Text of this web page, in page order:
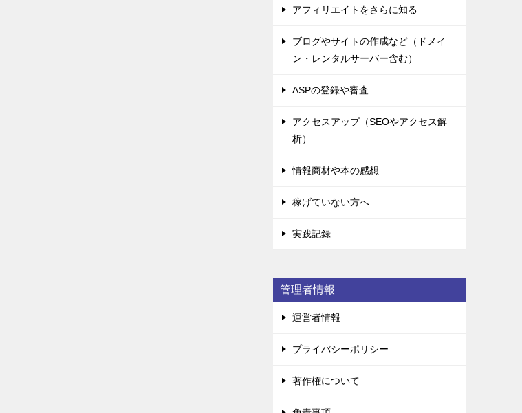
アフィリエイトをさらに知る
ブログやサイトの作成など（ドメイ
ン・レンタルサーバー含む）
ASPの登録や審査
アクセスアップ（SEOやアクセス解
析）
情報商材や本の感想
稼げていない方へ
実践記録
管理者情報
運営者情報
プライバシーポリシー
著作権について